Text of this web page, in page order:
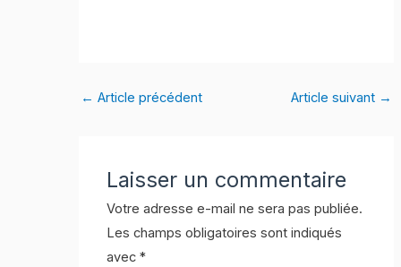
← Article précédent Article suivant →
Laisser un commentaire
Votre adresse e-mail ne sera pas publiée.
Les champs obligatoires sont indiqués
avec*